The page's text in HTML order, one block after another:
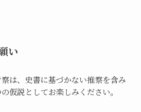
い
は、史書に基づかない推察を含み
仮説としてお楽しみください。